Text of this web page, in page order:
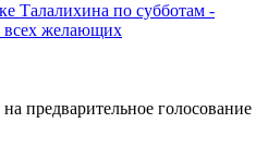
Талалихина по субботам -
всех желающих
предварительное голосование